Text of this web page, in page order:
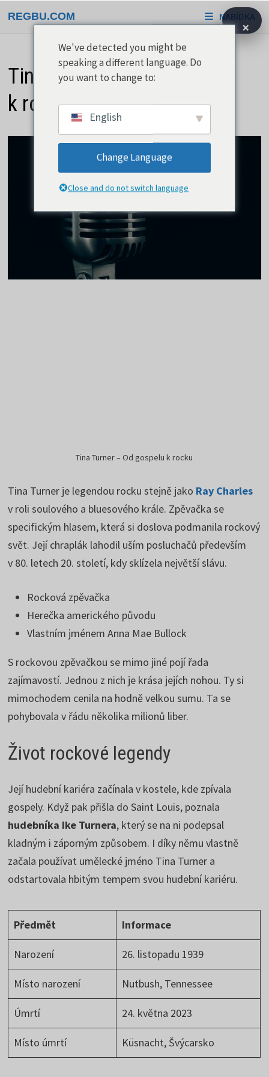
na
REGBU.COM NABÍDKA
Tina Turner – Od gospelu
k rocku
Tina Turner – Od gospelu k rocku
Tina Turner je legendou rocku stejně jako Ray Charles
v roli soulového a bluesového krále. Zpěvačka se
specifickým hlasem, která si doslova podmanila rockový
svět. Její chraplák lahodil uším posluchačů především
v 80. letech 20. století, kdy sklízela největší slávu.
Rocková zpěvačka
Herečka amerického původu
Vlastním jménem Anna Mae Bullock
S rockovou zpěvačkou se mimo jiné pojí řada
zajímavostí. Jednou z nich je krása jejích nohou. Ty si
mimochodem cenila na hodně velkou sumu. Ta se
pohybovala v řádu několika milionů liber.
Život rockové legendy
Její hudební kariéra začínala v kostele, kde zpívala
gospely. Když pak přišla do Saint Louis, poznala
hudebníka Ike Turnera, který se na ni podepsal
kladným i záporným způsobem. I díky němu vlastně
začala používat umělecké jméno Tina Turner a
odstartovala hbitým tempem svou hudební kariéru.
Předmět Informace
Narození 26. listopadu 1939
Místo narození Nutbush, Tennessee
Úmrtí 24. května 2023
Místo úmrtí Küsnacht, Švýcarsko
×
We've detected you might be
speaking a different language. Do
you want to change to:
English
Change Language
Close and do not switch language